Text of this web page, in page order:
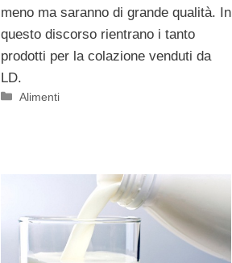
meno ma saranno di grande qualità. In
questo discorso rientrano i tanto
prodotti per la colazione venduti da
LD.
Categorie
Alimenti